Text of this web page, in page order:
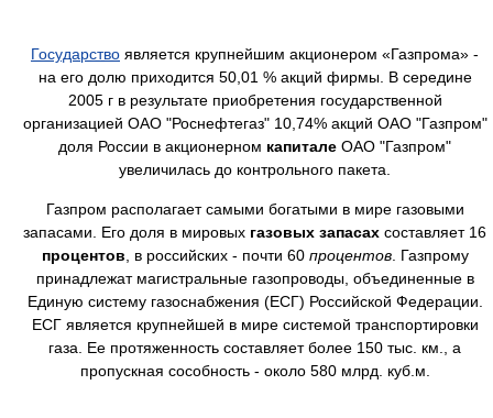
Государство является крупнейшим акционером «Газпрома» -
на его долю приходится 50,01 % акций фирмы. В середине
2005 г в результате приобретения государственной
организацией ОАО "Роснефтегаз" 10,74% акций ОАО "Газпром"
доля России в акционерном капитале ОАО "Газпром"
увеличилась до контрольного пакета.
Газпром располагает самыми богатыми в мире газовыми
запасами. Его доля в мировых газовых запасах составляет 16
процентов , в российских - почти 60 процентов. Газпрому
принадлежат магистральные газопроводы, объединенные в
Единую систему газоснабжения (ЕСГ) Российской Федерации.
ЕСГ является крупнейшей в мире системой транспортировки
газа. Ее протяженность составляет более 150 тыс. км., а
пропускная сособность - около 580 млрд. куб.м.